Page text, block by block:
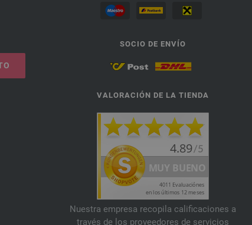
SOCIO DE ENVÍO
VALORACIÓN DE LA TIENDA
Nuestra empresa recopila calificaciones a
través de los proveedores de servicios